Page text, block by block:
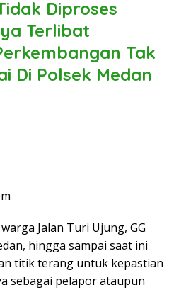
Diproses
Terlibat
Tak
Di Polsek Medan
Jalan Turi Ujung, GG
hingga sampai saat ini
titik terang untuk kepastian
sebagai pelapor ataupun